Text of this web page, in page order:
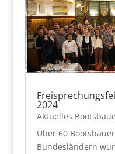
2024
Aktuelles
Über 60
Bundesländern